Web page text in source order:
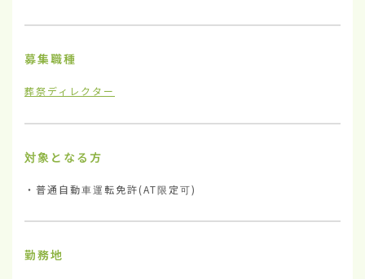
募集職種
葬祭ディレクター
対象となる方
・普通自動車運転免許(AT限定可)
勤務地